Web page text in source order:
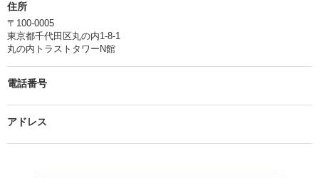
住所
〒100-0005
東京都千代田区丸の内1-8-1
丸の内トラストタワーN館
電話番号
アドレス